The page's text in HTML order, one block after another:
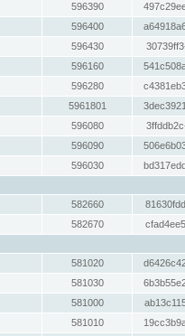
596390
596400
596430
596160
596280
5961801
596080
596090
596030
582660
582670
581020
581030
581000
581010